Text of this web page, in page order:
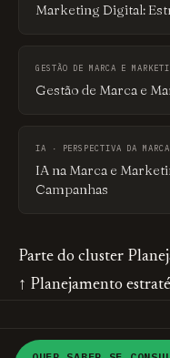
Marketing Digital:
GESTÃO DE MARCA E
Gestão de Marca e
IA · PERSPECTIVA DA MARCA
IA na Marca e
Campanhas
Parte do cluster
↑ Planejamento
© 2026 brandME ·